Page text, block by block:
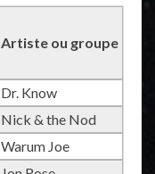
Artiste ou groupe
Dr. Know
Nick & the Nod
Warum Joe